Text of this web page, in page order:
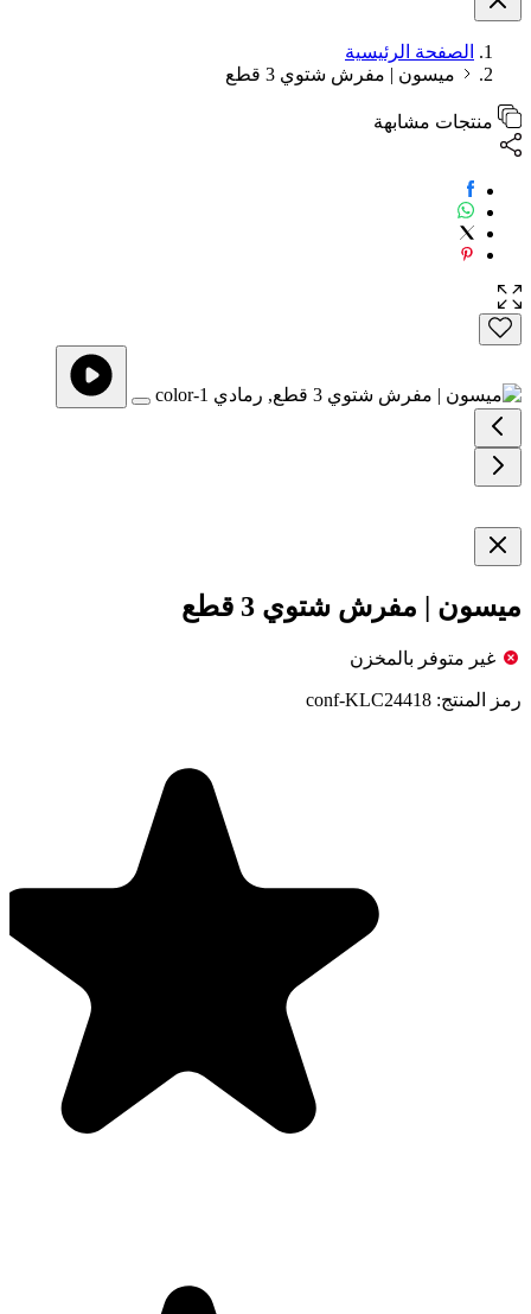
الصفحة الرئيسية
ميسون | مفرش شتوي 3 قطع
منتجات مشابهة
ميسون | مفرش شتوي 3 قطع
غير متوفر بالمخزن
رمز المنتج: conf-KLC24418